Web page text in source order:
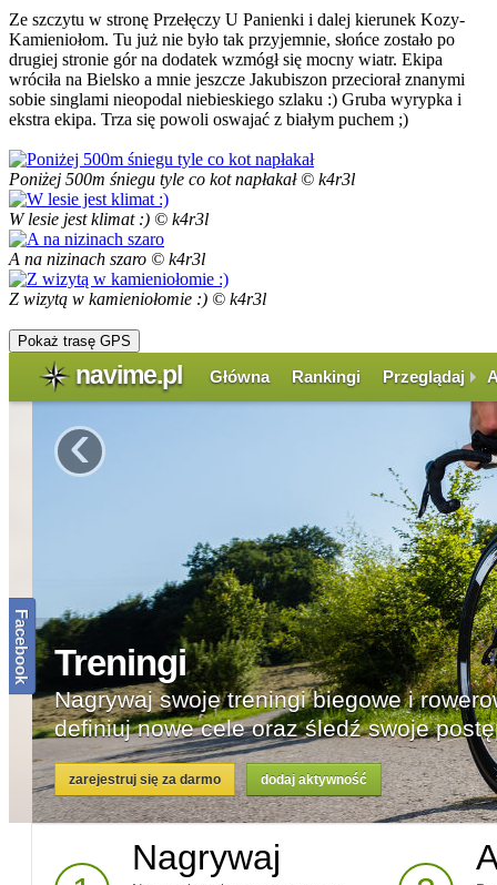
Ze szczytu w stronę Przełęczy U Panienki i dalej kierunek Kozy-
Kamieniołom. Tu już nie było tak przyjemnie, słońce zostało po
drugiej stronie gór na dodatek wzmógł się mocny wiatr. Ekipa
wróciła na Bielsko a mnie jeszcze Jakubiszon przeciorał znanymi
sobie singlami nieopodal niebieskiego szlaku :) Gruba wyrypka i
ekstra ekipa. Trza się powoli oswajać z białym puchem ;)
Poniżej 500m śniegu tyle co kot napłakał © k4r3l
W lesie jest klimat :) © k4r3l
A na nizinach szaro © k4r3l
Z wizytą w kamieniołomie :) © k4r3l
Pokaż trasę GPS